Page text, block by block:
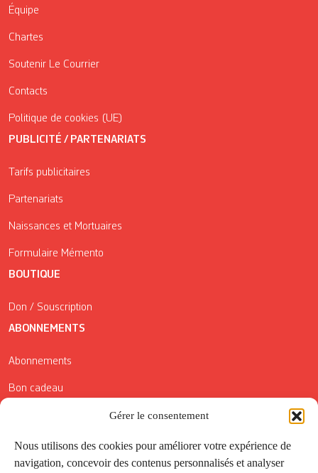
Gérer le consentement
Nous utilisons des cookies pour améliorer votre expérience de
navigation, concevoir des contenus personnalisés et analyser
Équipe
Chartes
Soutenir Le Courrier
Contacts
Politique de cookies (UE)
PUBLICITÉ / PARTENARIATS
Tarifs publicitaires
Partenariats
Naissances et Mortuaires
Formulaire Mémento
BOUTIQUE
Don / Souscription
ABONNEMENTS
Abonnements
Bon cadeau
Conditions générales de vente
Réductions de la Carte Côté Courrier
Application